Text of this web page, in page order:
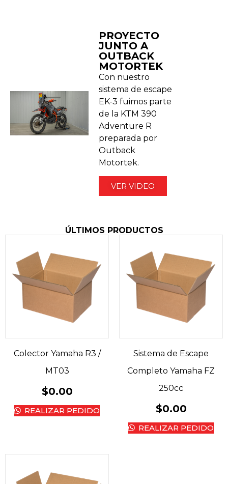
PROYECTO
JUNTO A
OUTBACK
MOTORTEK ​
Con nuestro
sistema de escape
EK-3 fuimos parte
de la KTM 390
Adventure R
preparada por
Outback
Motortek.
VER VIDEO
ÚLTIMOS PRODUCTOS
Colector Yamaha R3 /
MT03
$0.00
REALIZAR PEDIDO
Sistema de Escape
Completo Yamaha FZ
250cc
$0.00
REALIZAR PEDIDO